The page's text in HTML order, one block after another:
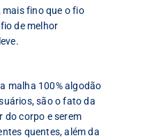
mais fino que o fio
de melhor
malha 100% algodão
são o fato da
do corpo e serem
quentes, além da